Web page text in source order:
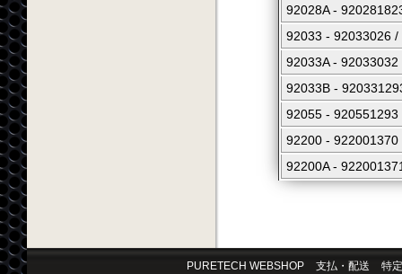
92028A -
92033 - 92033026 /
92033A -
92033B -
92055 - 920551293
92200 - 922001370
92200A -
PURETECH WEBSHOP 支払・配送 特